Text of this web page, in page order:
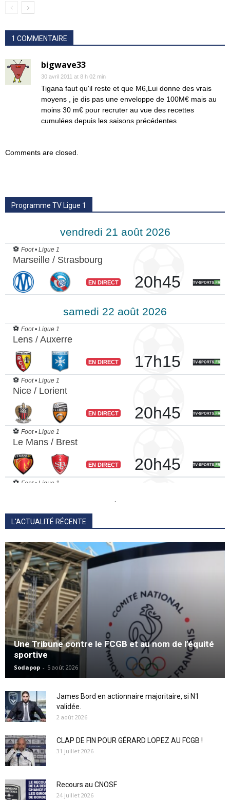
1 COMMENTAIRE
bigwave33
30 avril 2011 at 8 h 02 min
Tigana faut qu'il reste et que M6,Lui donne des vrais
moyens , je dis pas une enveloppe de 100M€ mais au
moins 30 m€ pour recruter au vue des recettes
cumulées depuis les saisons précédentes
Comments are closed.
Programme TV Ligue 1
.
L'ACTUALITÉ RÉCENTE
Une Tribune contre le FCGB et au nom de l’équité
sportive
Sodapop - 5 août 2026
James Bord en actionnaire majoritaire, si N1
validée.
2 août 2026
CLAP DE FIN POUR GÉRARD LOPEZ AU FCGB !
31 juillet 2026
Recours au CNOSF
24 juillet 2026